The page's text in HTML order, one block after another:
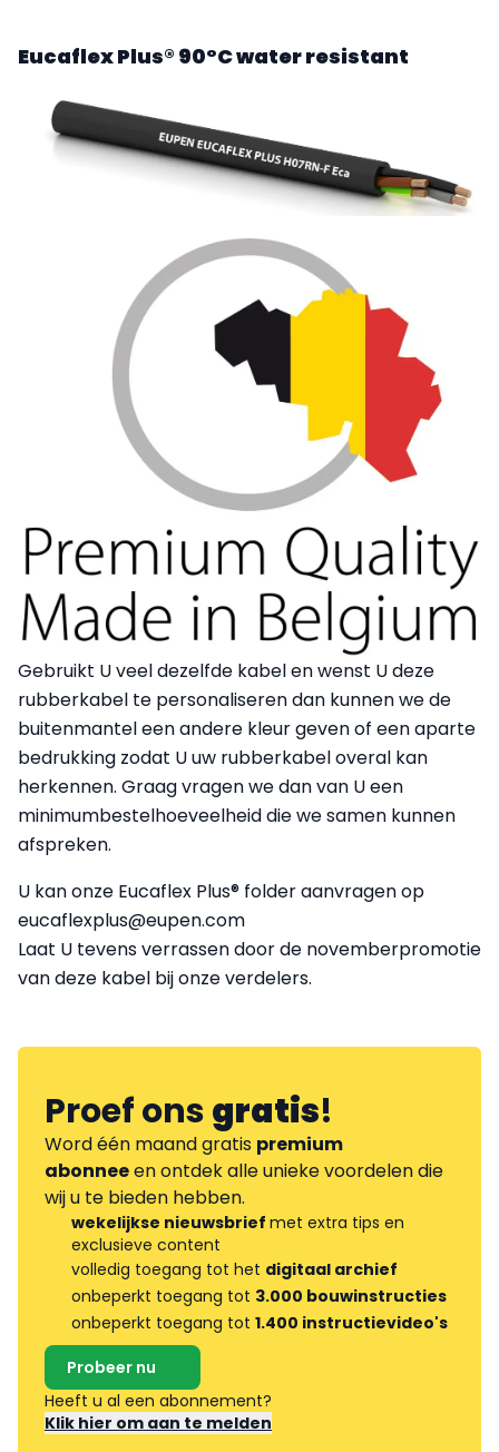
Eucaflex Plus® 90°C water resistant
Gebruikt U veel dezelfde kabel en wenst U deze
rubberkabel te personaliseren dan kunnen we de
buitenmantel een andere kleur geven of een aparte
bedrukking zodat U uw rubberkabel overal kan
herkennen. Graag vragen we dan van U een
minimumbestelhoeveelheid die we samen kunnen
afspreken.
U kan onze Eucaflex Plus® folder aanvragen op
eucaflexplus@eupen.com
Laat U tevens verrassen door de novemberpromotie
van deze kabel bij onze verdelers.
Proef onsgratis!
Word één maand gratis premium
abonneeen ontdek alle unieke voordelen die
wij u te bieden hebben.
wekelijkse nieuwsbrief met extra tips en
exclusieve content
volledig toegang tot het digitaal archief
onbeperkt toegang tot 3.000 bouwinstructies
onbeperkt toegang tot 1.400 instructievideo's
Probeer nu
Heeft u al een abonnement?
Klik hier om aan te melden